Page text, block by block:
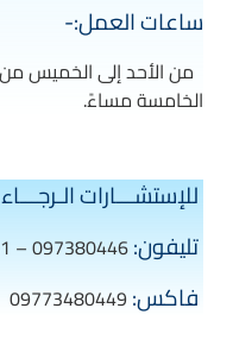
ساعات العمل:-
من الأحد إلى الخميس
الخامسة مساءً.
للإستشـــارات
تليفون:097380446 – 0973480901
فاكس: